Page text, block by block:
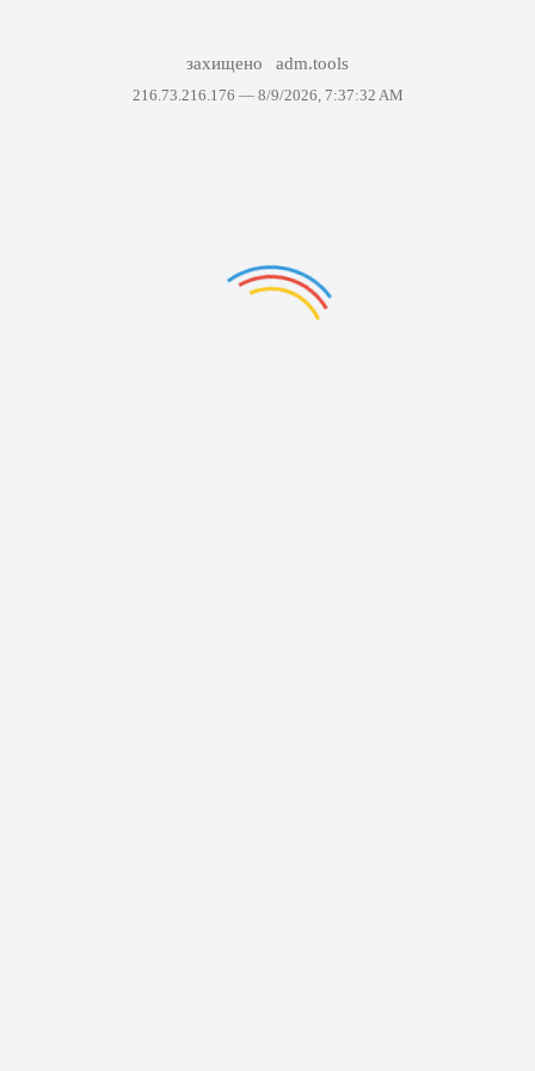
захищено adm.tools
216.73.216.176 — 8/9/2026, 7:37:32 AM